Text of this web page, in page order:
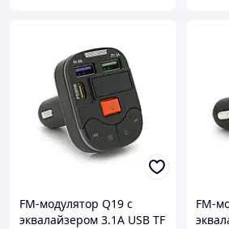
FM-модулятор Q19 с
эквалайзером 3.1A USB TF
FM-